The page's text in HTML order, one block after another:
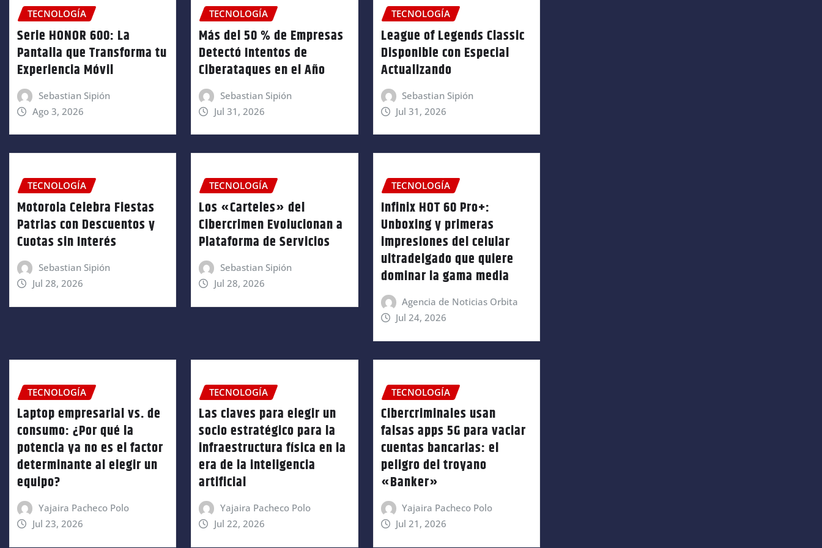
TECNOLOGÍA
Serie HONOR 600: La
Pantalla que Transforma tu
Experiencia Móvil
Sebastian Sipión
Ago 3, 2026
TECNOLOGÍA
Más del 50 % de Empresas
Detectó Intentos de
Ciberataques en el Año
Sebastian Sipión
Jul 31, 2026
TECNOLOGÍA
League of Legends Classic
Disponible con Especial
Actualizando
Sebastian Sipión
Jul 31, 2026
TECNOLOGÍA
Motorola Celebra Fiestas
Patrias con Descuentos y
Cuotas sin Interés
Sebastian Sipión
Jul 28, 2026
TECNOLOGÍA
Los «Carteles» del
Cibercrimen Evolucionan a
Plataforma de Servicios
Sebastian Sipión
Jul 28, 2026
TECNOLOGÍA
Infinix HOT 60 Pro+:
Unboxing y primeras
impresiones del celular
ultradelgado que quiere
dominar la gama media
Agencia de Noticias Orbita
Jul 24, 2026
TECNOLOGÍA
Laptop empresarial vs. de
consumo: ¿Por qué la
potencia ya no es el factor
determinante al elegir un
equipo?
Yajaira Pacheco Polo
Jul 23, 2026
TECNOLOGÍA
Las claves para elegir un
socio estratégico para la
infraestructura física en la
era de la inteligencia
artificial
Yajaira Pacheco Polo
Jul 22, 2026
TECNOLOGÍA
Cibercriminales usan
falsas apps 5G para vaciar
cuentas bancarias: el
peligro del troyano
«Banker»
Yajaira Pacheco Polo
Jul 21, 2026